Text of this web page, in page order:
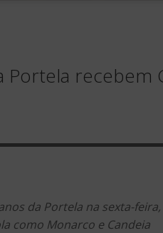
Portela recebem
da Portela na sexta-
como Monarco e Candeia